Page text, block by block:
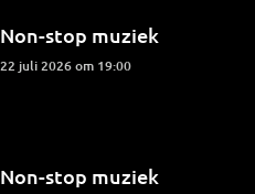
Non-stop muziek
22 juli 2026 om 19:00
Non-stop muziek